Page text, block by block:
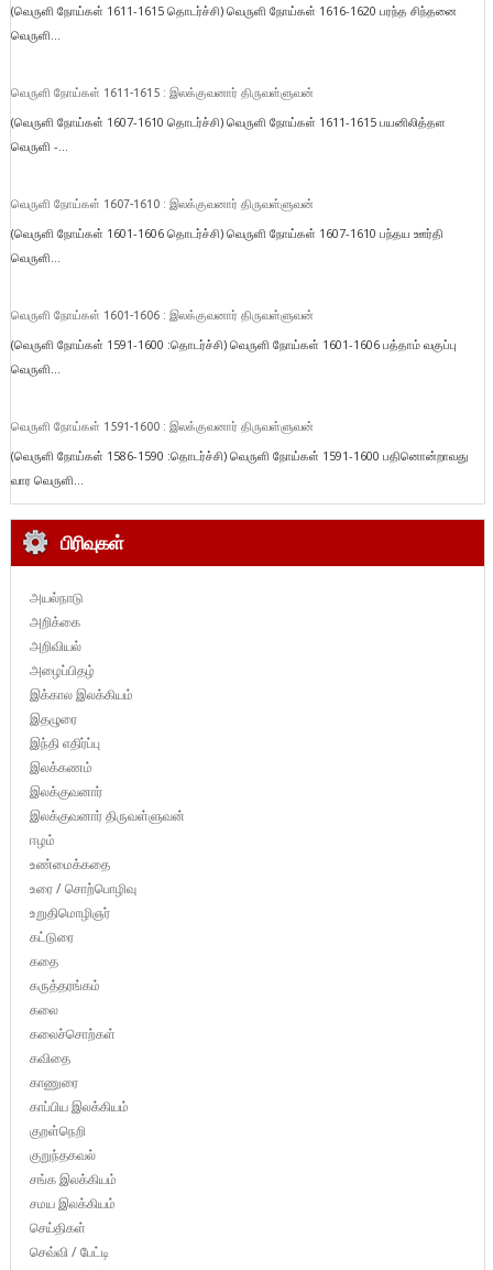
(வெருளி நோய்கள் 1611-1615 தொடர்ச்சி) வெருளி நோய்கள் 1616-1620 பரந்த சிந்தனை
வெருளி...
வெருளி நோய்கள் 1611-1615 : இலக்குவனார் திருவள்ளுவன்
(வெருளி நோய்கள் 1607-1610 தொடர்ச்சி) வெருளி நோய்கள் 1611-1615 பயனிலித்தள
வெருளி -...
வெருளி நோய்கள் 1607-1610 : இலக்குவனார் திருவள்ளுவன்
(வெருளி நோய்கள் 1601-1606 தொடர்ச்சி) வெருளி நோய்கள் 1607-1610 பந்தய ஊர்தி
வெருளி...
வெருளி நோய்கள் 1601-1606 : இலக்குவனார் திருவள்ளுவன்
(வெருளி நோய்கள் 1591-1600 :தொடர்ச்சி) வெருளி நோய்கள் 1601-1606 பத்தாம் வகுப்பு
வெருளி...
வெருளி நோய்கள் 1591-1600 : இலக்குவனார் திருவள்ளுவன்
(வெருளி நோய்கள் 1586-1590 :தொடர்ச்சி) வெருளி நோய்கள் 1591-1600 பதினொன்றாவது
வார வெருளி...
பிரிவுகள்
அயல்நாடு
அறிக்கை
அறிவியல்
அழைப்பிதழ்
இக்கால இலக்கியம்
இதழுரை
இந்தி எதிர்ப்பு
இலக்கணம்
இலக்குவனார்
இலக்குவனார் திருவள்ளுவன்
ஈழம்
உண்மைக்கதை
உரை / சொற்பொழிவு
உறுதிமொழிஞர்
கட்டுரை
கதை
கருத்தரங்கம்
கலை
கலைச்சொற்கள்
கவிதை
காணுரை
காப்பிய இலக்கியம்
குறள்நெறி
குறுந்தகவல்
சங்க இலக்கியம்
சமய இலக்கியம்
செய்திகள்
செவ்வி / பேட்டி